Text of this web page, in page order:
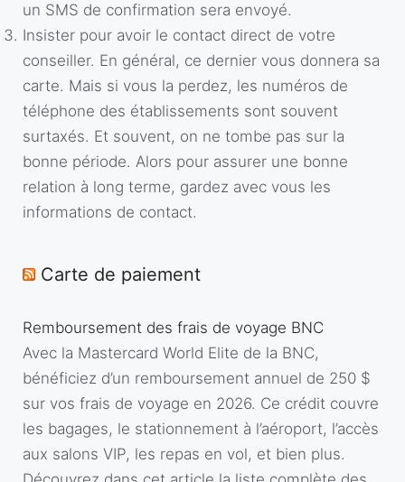
un SMS de confirmation sera envoyé.
Insister pour avoir le contact direct de votre
conseiller. En général, ce dernier vous donnera sa
carte. Mais si vous la perdez, les numéros de
téléphone des établissements sont souvent
surtaxés. Et souvent, on ne tombe pas sur la
bonne période. Alors pour assurer une bonne
relation à long terme, gardez avec vous les
informations de contact.
Carte de paiement
Remboursement des frais de voyage BNC
Avec la Mastercard World Elite de la BNC,
bénéficiez d’un remboursement annuel de 250 $
sur vos frais de voyage en 2026. Ce crédit couvre
les bagages, le stationnement à l’aéroport, l’accès
aux salons VIP, les repas en vol, et bien plus.